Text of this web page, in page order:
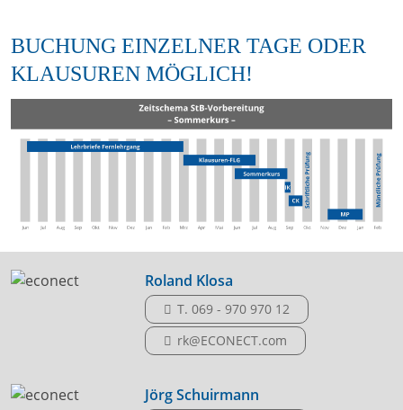
BUCHUNG EINZELNER TAGE ODER
KLAUSUREN MÖGLICH!
Roland Klosa
T. 069 - 970 970 12
rk@ECONECT.com
Jörg Schuirmann